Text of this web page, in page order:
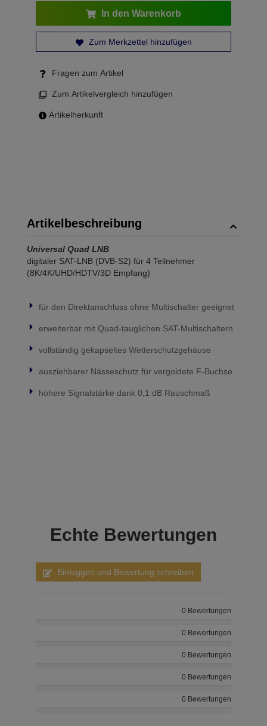
In den Warenkorb
Zum Merkzettel hinzufügen
Fragen zum Artikel
Zum Artikelvergleich hinzufügen
Artikelherkunft
Artikelbeschreibung
Universal Quad LNB
digitaler SAT-LNB (DVB-S2) für 4 Teilnehmer
(8K/4K/UHD/HDTV/3D Empfang)
für den Direktanschluss ohne Multischalter geeignet
erweiterbar mit Quad-tauglichen SAT-Multischaltern
vollständig gekapseltes Wetterschutzgehäuse
ausziehbarer Nässeschutz für vergoldete F-Buchse
höhere Signalstärke dank 0,1 dB Rauschmaß
Echte Bewertungen
Einloggen und Bewertung schreiben
0 Bewertungen
0 Bewertungen
0 Bewertungen
0 Bewertungen
0 Bewertungen